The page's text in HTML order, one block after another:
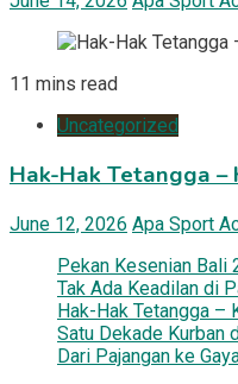
11 mins read
Uncategorized
Hak-Hak Tetangga –
June 12, 2026 Apa Sport
Pekan Kesenian Bali
Tak Ada Keadilan di
Hak-Hak Tetangga –
Satu Dekade Kurban
Dari Pajangan ke